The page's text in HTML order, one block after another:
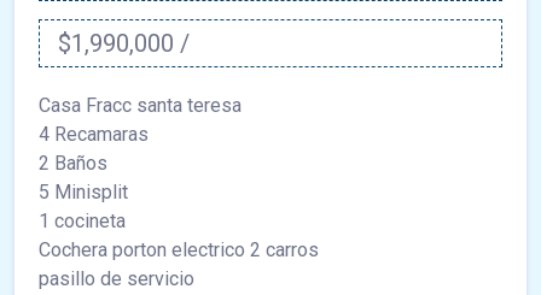
$1,990,000 /
Casa Fracc santa teresa
4 Recamaras
2 Baños
5 Minisplit
1 cocineta
Cochera porton electrico 2 carros
pasillo de servicio